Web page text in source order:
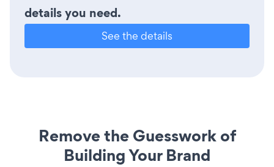
details you need.
See the details
Remove the Guesswork of
Building Your Brand